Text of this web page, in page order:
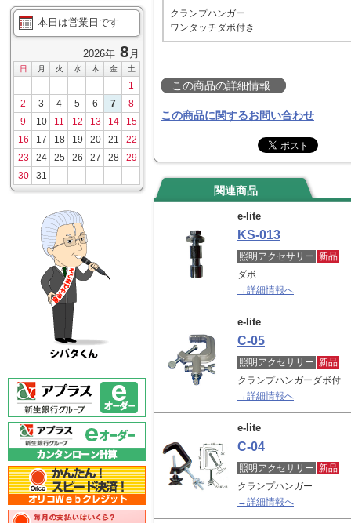
本日は営業日です
2026年 8 月
日 月 火 水 木 金 土
1
2
3 4 5 6 7
8
9
10 11 12 13 14
15
16
17 18 19 20 21
22
23
24 25 26 27 28
29
30
31
クランプハンガー
ワンタッチダボ付き
この商品の詳細情報
この商品に関するお問い合わせ
関連商品
e-lite
KS-013
照明アクセサリー 新品
ダボ
→詳細情報へ
e-lite
C-05
照明アクセサリー 新品
クランプハンガーダボ付
→詳細情報へ
e-lite
C-04
照明アクセサリー 新品
クランプハンガー
→詳細情報へ